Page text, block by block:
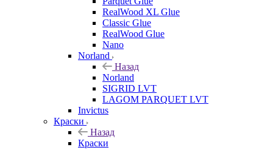
RealWood XL Glue
Classic Glue
RealWood Glue
Nano
Norland
Назад
Norland
SIGRID LVT
LAGOM PARQUET LVT
Invictus
Краски
Назад
Краски